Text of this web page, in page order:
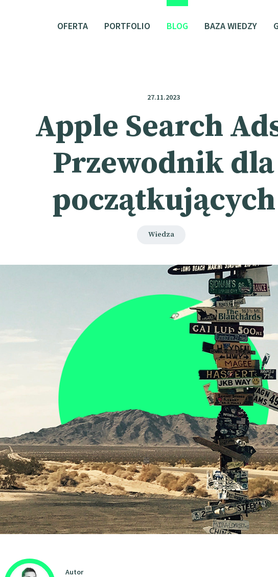
OFERTA PORTFOLIO BLOG BAZA WIEDZY
27.11.2023
Apple Search
Przewodnik dla
początkujących
Wiedza
Autor